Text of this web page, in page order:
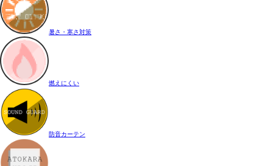
暑さ・寒さ対策
燃えにくい
防音カーテン